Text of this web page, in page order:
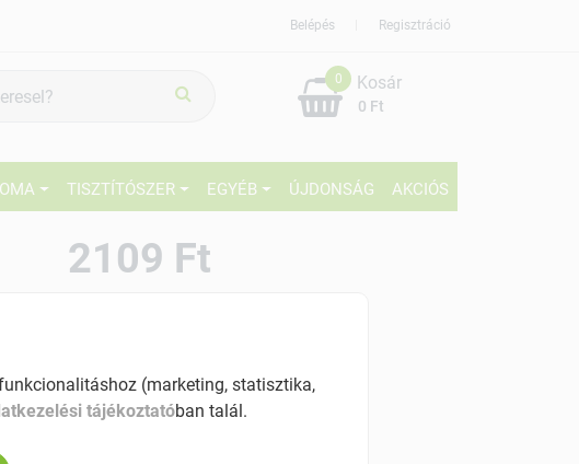
Regisztráció
Belépés
0
0 Ft
Kosár
TISZTÍTÓSZER EGYÉB ÚJDONSÁG AKCIÓS
2109 Ft
Elérhetõ (marketing, statisztika,
tájékoztatóban talál.